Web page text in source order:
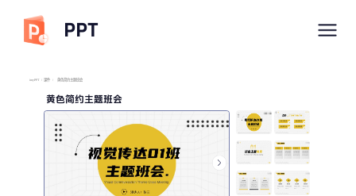
PPT
imyPPT / 课件 / 黄色简约主题班会
黄色简约主题班会